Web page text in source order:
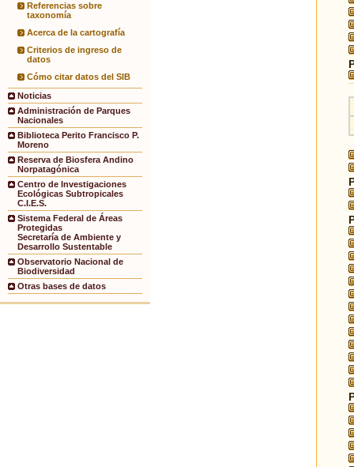
Referencias sobre
taxonomía
Acerca de la cartografía
Criterios de ingreso de
datos
Cómo citar datos del SIB
Noticias
Administración de Parques
Nacionales
Biblioteca Perito Francisco P.
Moreno
Reserva de Biosfera Andino
Norpatagónica
Centro de Investigaciones
Ecológicas Subtropicales
C.I.E.S.
Sistema Federal de Áreas
Protegidas
Secretaría de Ambiente y
Desarrollo Sustentable
Observatorio Nacional de
Biodiversidad
Otras bases de datos